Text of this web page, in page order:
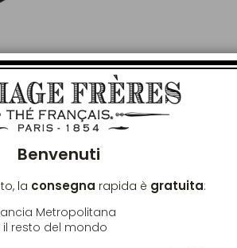
Metropolitana, la
dalla Francia
a 150€ con
Benvenuti
la consegna rapida è gratuita:
Metropolitana
il resto del mondo